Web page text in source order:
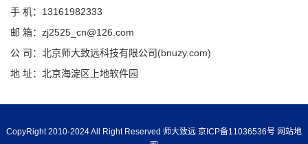
手 机：13161982333
邮 箱：zj2525_cn@126.com
公 司：北京师大致远科技有限公司(bnuzy.com)
地 址：北京海淀区上地软件园
CopyRight 2010-2024 All Right Reserved 师大致远 京ICP备11036536号 网站地